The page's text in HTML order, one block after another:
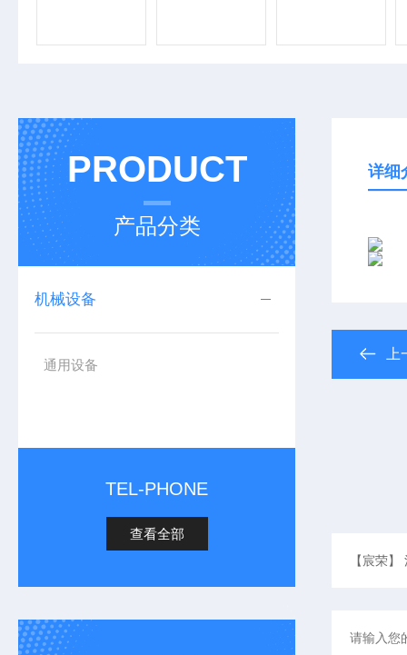
PRODUCT
产品分类
机械设备
通用设备
TEL-PHONE
查看全部
详细